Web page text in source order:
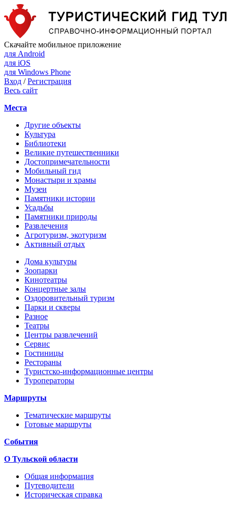
Скачайте мобильное приложение
для Android
для iOS
для Windows Phone
Вход /Регистрация
Весь сайт
Места
Другие объекты
Культура
Библиотеки
Великие путешественники
Достопримечательности
Мобильный гид
Монастыри и храмы
Музеи
Памятники истории
Усадьбы
Памятники природы
Развлечения
Агротуризм, экотуризм
Активный отдых
Дома культуры
Зоопарки
Кинотеатры
Концертные залы
Оздоровительный туризм
Парки и скверы
Разное
Театры
Центры развлечений
Сервис
Гостиницы
Рестораны
Туристско-информационные центры
Туроператоры
Маршруты
Тематические маршруты
Готовые маршруты
События
О Тульской области
Общая информация
Путеводители
Историческая справка